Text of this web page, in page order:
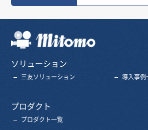
ソリューション
三友ソリューション 導入事例
プロダクト
プロダクト一覧